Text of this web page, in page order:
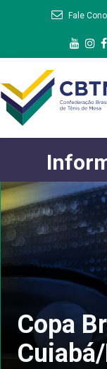
Fale
Copa